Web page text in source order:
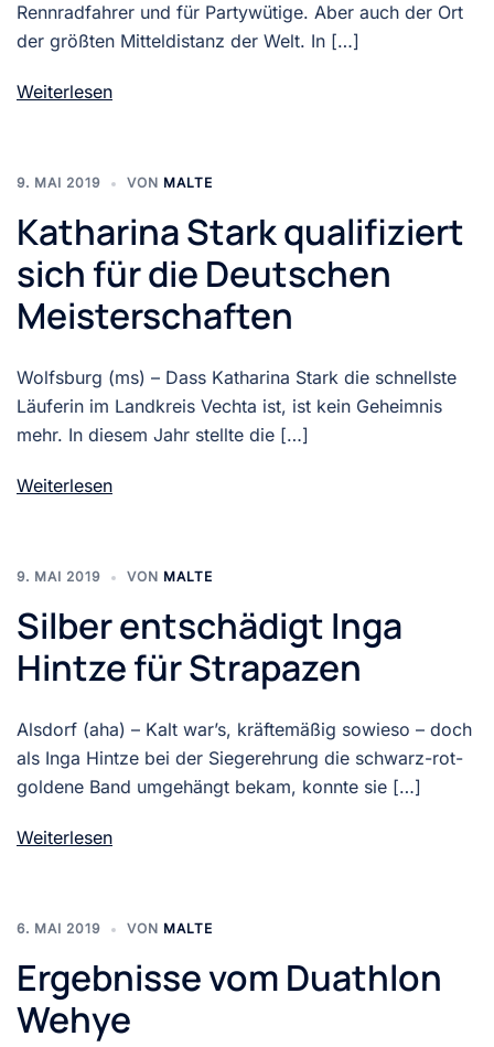
Rennradfahrer und für Partywütige. Aber auch der Ort
der größten Mitteldistanz der Welt. In […]
Weiterlesen
9. MAI 2019 VON MALTE
Katharina Stark qualifiziert
sich für die Deutschen
Meisterschaften
Wolfsburg (ms) – Dass Katharina Stark die schnellste
Läuferin im Landkreis Vechta ist, ist kein Geheimnis
mehr. In diesem Jahr stellte die […]
Weiterlesen
9. MAI 2019 VON MALTE
Silber entschädigt Inga
Hintze für Strapazen
Alsdorf (aha) – Kalt war’s, kräftemäßig sowieso – doch
als Inga Hintze bei der Siegerehrung die schwarz-rot-
goldene Band umgehängt bekam, konnte sie […]
Weiterlesen
6. MAI 2019 VON MALTE
Ergebnisse vom Duathlon
Wehye